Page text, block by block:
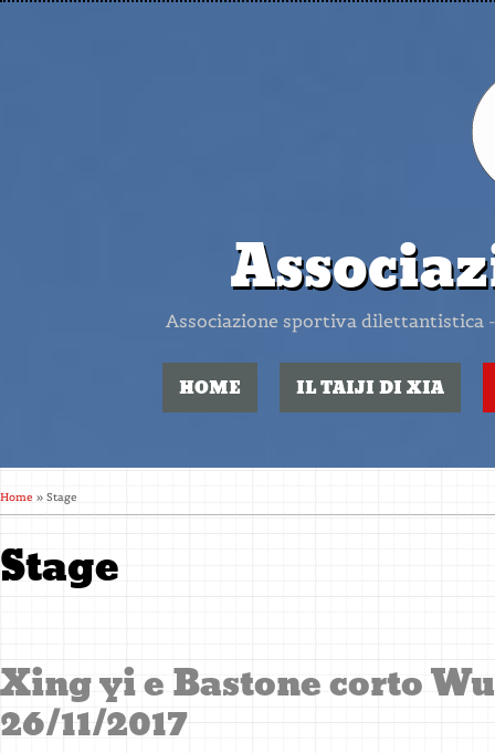
Associazione sportiva dilettantistica
HOME IL TAIJI DI XIA
Home » Stage
Stage
Xing yi e Bastone corto
26/11/2017